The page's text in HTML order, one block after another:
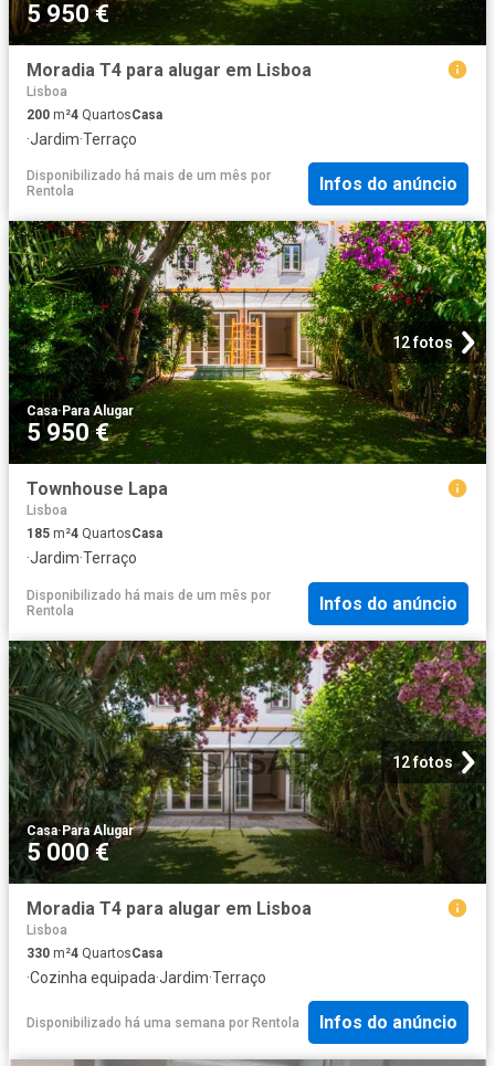
5 950 €
Moradia T4 para alugar em Lisboa
Lisboa
200 m²4 QuartosCasa
·Jardim·Terraço
Disponibilizado há mais de um mês por
Rentola
Infos do anúncio
12 fotos
Casa· Para Alugar
5 950 €
Townhouse Lapa
Lisboa
185 m²4 QuartosCasa
·Jardim·Terraço
Disponibilizado há mais de um mês por
Rentola
Infos do anúncio
12 fotos
Casa·Para Alugar
5 000 €
Moradia T4 para alugar em Lisboa
Lisboa
330 m²4 QuartosCasa
·Cozinha equipada·Jardim·Terraço
Disponibilizado há uma semana por Rentola Infos do anúncio